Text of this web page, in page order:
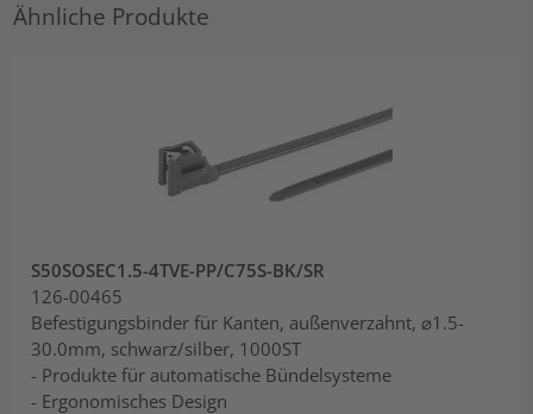
Ähnliche Produkte
S50SOSEC1.5-4TVE-PP/C75S-BK/SR
126-00465
Befestigungsbinder für Kanten, außenverzahnt, ⌀1.5-
30.0mm, schwarz/silber, 1000ST
- Produkte für automatische Bündelsysteme
- Ergonomisches Design